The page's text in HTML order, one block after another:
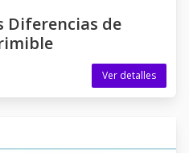
Diferencias de
Ver detalles